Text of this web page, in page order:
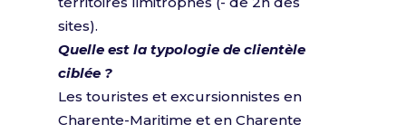
sites).
Quelle est la typologie de clientèle
ciblée ?
Les touristes et excursionnistes en
Charente-Maritime et en Charente